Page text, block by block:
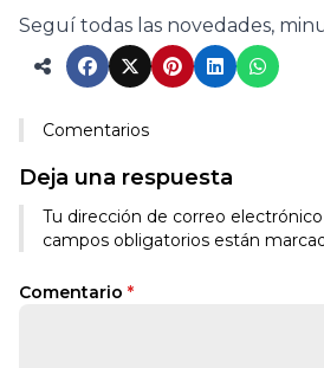
Seguí todas las novedades,
Comentarios
Deja una respuesta
Tu dirección de correo
campos obligatorios están
Comentario *